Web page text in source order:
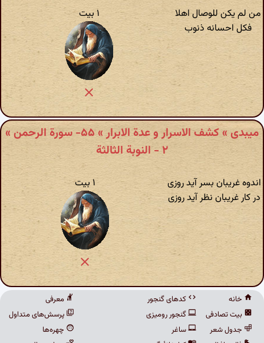
من لم یکن للوصال اهلا
فکل احسانه ذنوب‌
۱ بیت
میبدی » کشف الاسرار و عدة الابرار » ۵۵- سورة الرحمن‏ »
۲ - النوبة الثالثة
اندوه غریبان بسر آید روزی
در کار غریبان نظر آید روزی‌
۱ بیت
خانه
بیت تصادفی
جدول شعر
کدهای گنجور
گنجور رومیزی
ساغر
معرفی
پرسش‌های متداول
چهره‌ها